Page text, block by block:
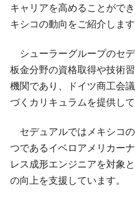
キャリアを高めることがで
キシコの動向をご紹介します
シューラーグループのセ
板金分野の資格取得や技術
機関であり、ドイツ商工会
づくカリキュラムを提供して
セデュアルではメキシコ
つであるイベロアメリカー
レス成形エンジニアを対象
の向上を支援しています。